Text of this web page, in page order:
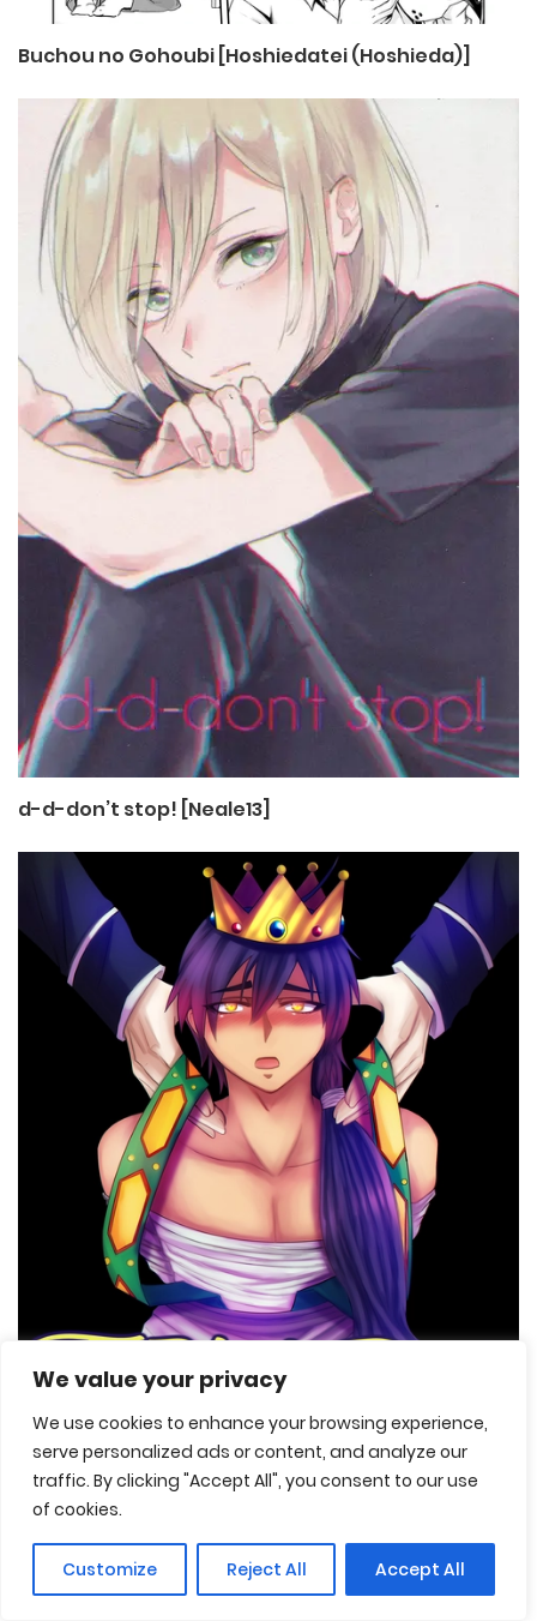
We value your privacy
We use cookies to enhance your browsing experience,
serve personalized ads or content, and analyze our
traffic. By clicking "Accept All", you consent to our use
of cookies.
Customize Reject All Accept All
Buchou no Gohoubi [Hoshiedatei (Hoshieda)]
d-d-don’t stop! [Neale13]
The King’s Road